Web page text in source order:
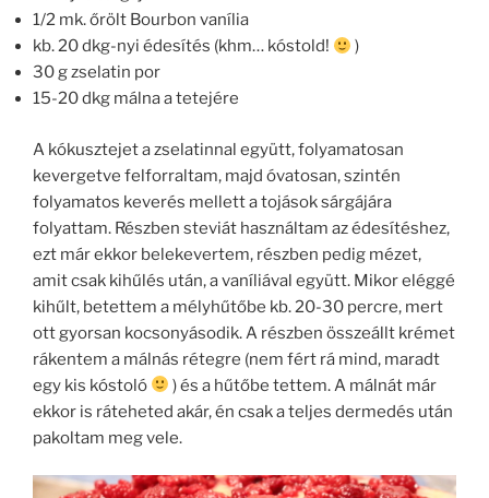
1/2 mk. őrölt Bourbon vanília
kb. 20 dkg-nyi édesítés (khm… kóstold!
)
30 g zselatin por
15-20 dkg málna a tetejére
A kókusztejet a zselatinnal együtt, folyamatosan
kevergetve felforraltam, majd óvatosan, szintén
folyamatos keverés mellett a tojások sárgájára
folyattam. Részben steviát használtam az édesítéshez,
ezt már ekkor belekevertem, részben pedig mézet,
amit csak kihűlés után, a vaníliával együtt. Mikor eléggé
kihűlt, betettem a mélyhűtőbe kb. 20-30 percre, mert
ott gyorsan kocsonyásodik. A részben összeállt krémet
rákentem a málnás rétegre (nem fért rá mind, maradt
egy kis kóstoló
) és a hűtőbe tettem. A málnát már
ekkor is ráteheted akár, én csak a teljes dermedés után
pakoltam meg vele.